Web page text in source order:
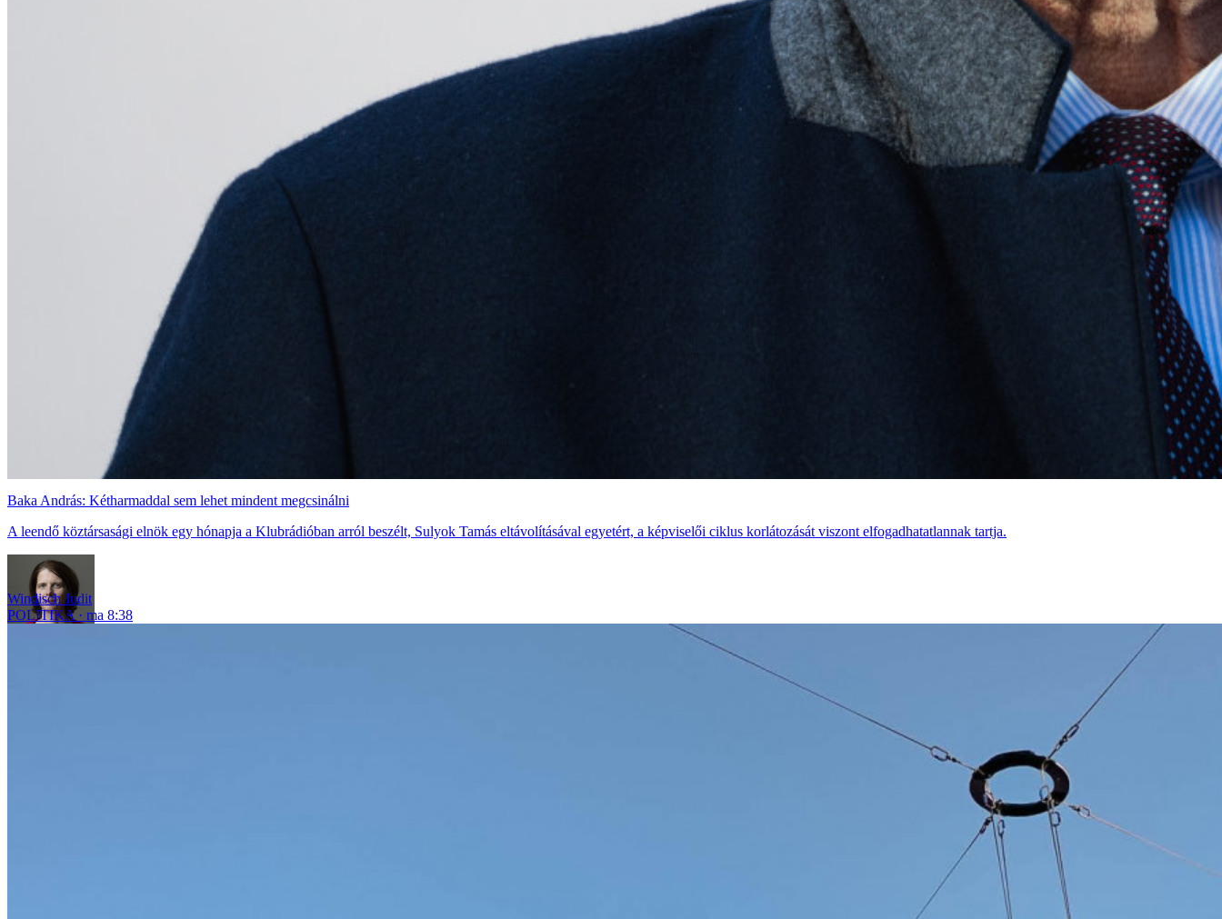
Baka András: Kétharmaddal sem lehet mindent megcsinálni
A leendő köztársasági elnök egy hónapja a Klubrádióban arról beszélt, Sulyok Tamás eltávolításával egyetért, a képviselői ciklus korlátozását viszont elfogadhatatlannak tartja.
Windisch Judit
POLITIKA
ma 8:38